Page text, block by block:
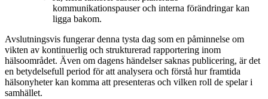
kommunikationspauser och interna förändringar kan
ligga bakom.
Avslutningsvis fungerar denna tysta dag som en påminnelse om
vikten av kontinuerlig och strukturerad rapportering inom
hälsoområdet. Även om dagens händelser saknas publicering, är det
en betydelsefull period för att analysera och förstå hur framtida
hälsonyheter kan komma att presenteras och vilken roll de spelar i
samhället.